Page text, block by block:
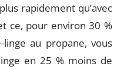
rapidement qu’avec
ce, pour environ 30 %
au propane, vous
en 25 % moins de